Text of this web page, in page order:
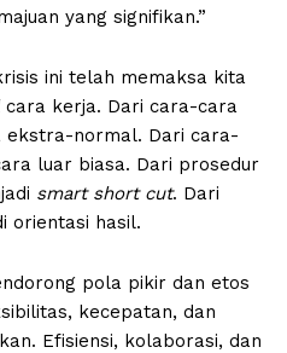
yang signifikan.”
ini telah memaksa kita
cara kerja. Dari cara-cara
ekstra-normal. Dari cara-
luar biasa. Dari prosedur
smart short cut. Dari
orientasi hasil.
pola pikir dan etos
kecepatan, dan
Efisiensi, kolaborasi, dan